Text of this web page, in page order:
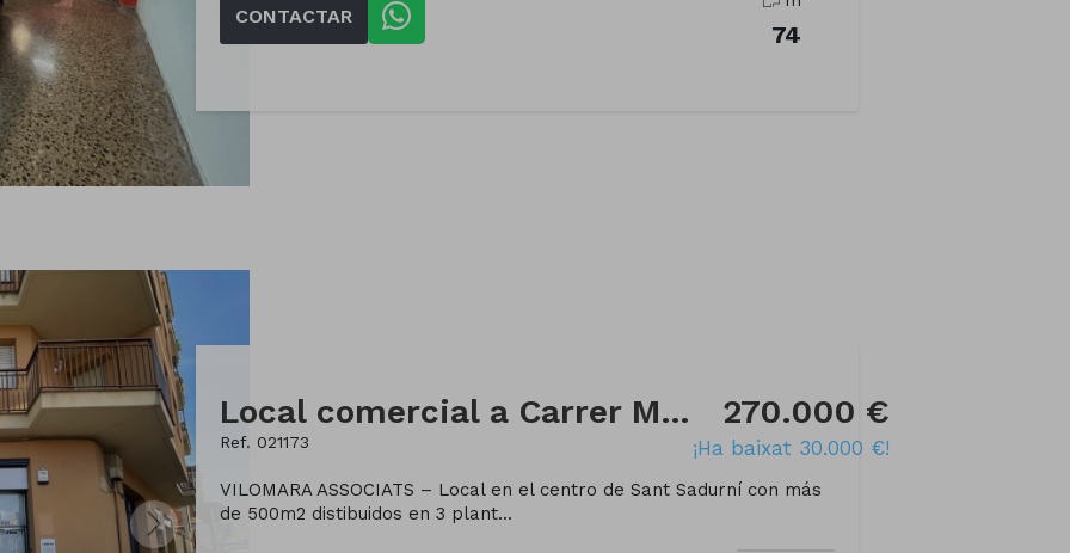
CONTACTAR
74
Local comercial a Carrer MESTRE ANTONI TORELLO
Ref. 021173
270.000 €
¡Ha baixat 30.000 €!
VILOMARA ASSOCIATS – Local en el centro de Sant Sadurní con más
de 500m2 distibuidos en 3 plant...